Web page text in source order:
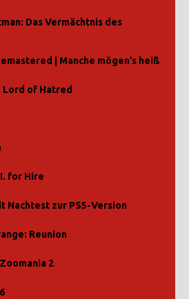
Das Vermächtnis des
| Manche mögen’s heiß
Lord of Hatred
for Hire
Nachtest zur PS5-Version
Reunion
2